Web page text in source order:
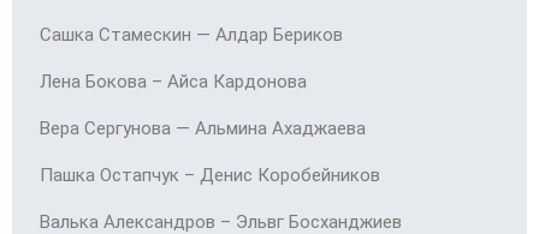
Сашка Стамескин — Алдар Бериков
Лена Бокова – Айса Кардонова
Вера Сергунова — Альмина Ахаджаева
Пашка Остапчук – Денис Коробейников
Валька Александров – Эльвг Босханджиев